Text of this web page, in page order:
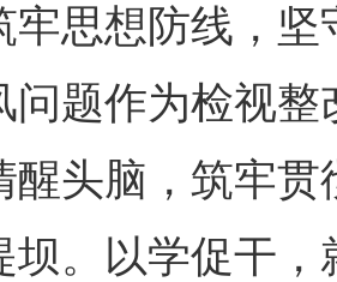
牢思想防线，
问题作为检视
醒头脑，筑牢
坝。以学促干